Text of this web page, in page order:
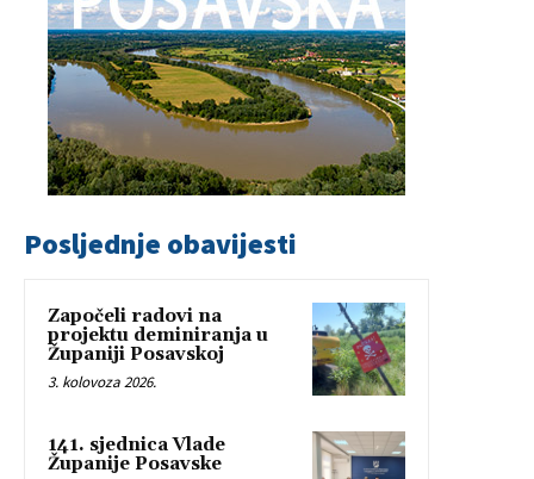
Posljednje obavijesti
Započeli radovi na
projektu deminiranja u
Županiji Posavskoj
3. kolovoza 2026.
141. sjednica Vlade
Županije Posavske